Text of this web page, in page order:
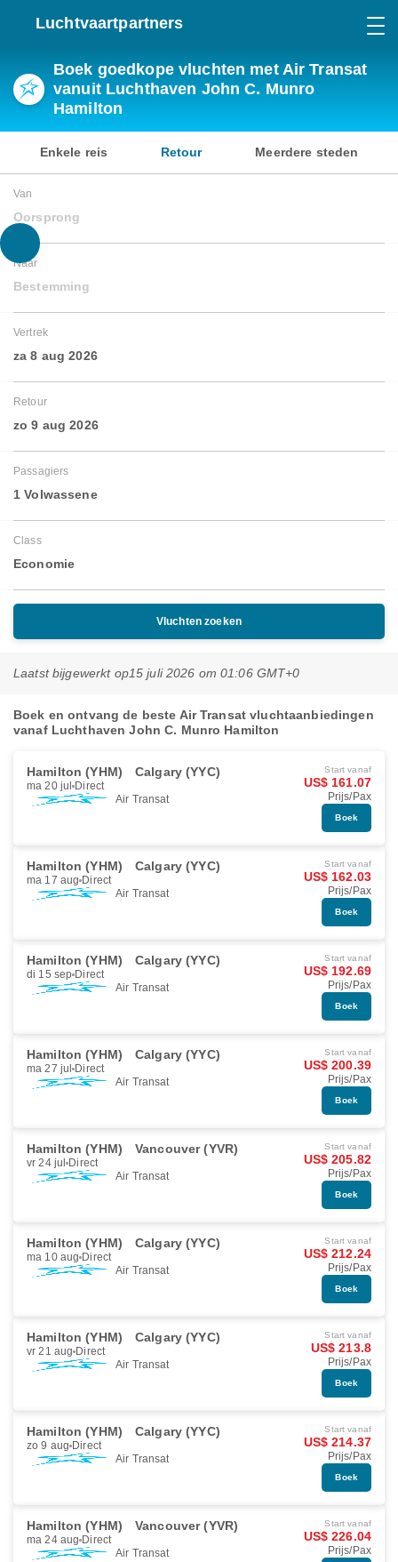
Luchtvaartpartners
Boek goedkope vluchten met Air Transat
vanuit Luchthaven John C. Munro
Hamilton
Enkele reis Retour Meerdere steden
Van
Oorsprong
Naar
Bestemming
Vertrek
za 8 aug 2026
Retour
zo 9 aug 2026
Passagiers
1 Volwassene
Class
Economie
Vluchten zoeken
Laatst bijgewerkt op15 juli 2026 om 01:06 GMT+0
Boek en ontvang de beste Air Transat vluchtaanbiedingen
vanaf Luchthaven John C. Munro Hamilton
Hamilton (YHM) Calgary (YYC)
ma 20 jul Direct
Air Transat
Start vanaf
US$ 161.07
Prijs/Pax
Boek
Hamilton (YHM) Calgary (YYC)
ma 17 aug Direct
Air Transat
Start vanaf
US$ 162.03
Prijs/Pax
Boek
Hamilton (YHM) Calgary (YYC)
di 15 sep Direct
Air Transat
Start vanaf
US$ 192.69
Prijs/Pax
Boek
Hamilton (YHM) Calgary (YYC)
ma 27 jul Direct
Air Transat
Start vanaf
US$ 200.39
Prijs/Pax
Boek
Hamilton (YHM) Vancouver (YVR)
vr 24 jul Direct
Air Transat
Start vanaf
US$ 205.82
Prijs/Pax
Boek
Hamilton (YHM) Calgary (YYC)
ma 10 aug Direct
Air Transat
Start vanaf
US$ 212.24
Prijs/Pax
Boek
Hamilton (YHM) Calgary (YYC)
vr 21 aug Direct
Air Transat
Start vanaf
US$ 213.8
Prijs/Pax
Boek
Hamilton (YHM) Calgary (YYC)
zo 9 aug Direct
Air Transat
Start vanaf
US$ 214.37
Prijs/Pax
Boek
Hamilton (YHM) Vancouver (YVR)
ma 24 aug Direct
Air Transat
Start vanaf
US$ 226.04
Prijs/Pax